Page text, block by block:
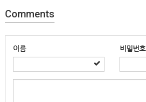
Comments
이름 비밀번호